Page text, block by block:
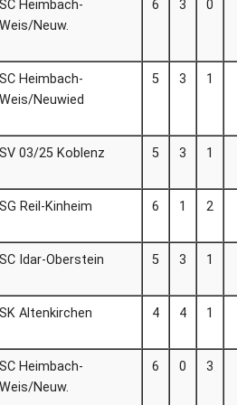
SC Heimbach-
Weis/Neuw.
6 3 0
SC Heimbach-
Weis/Neuwied
5 3 1
SV 03/25 Koblenz 5 3 1
SG Reil-Kinheim 6 1 2
SC Idar-Oberstein 5 3 1
SK Altenkirchen 4 4 1
SC Heimbach-
Weis/Neuw.
6 0 3